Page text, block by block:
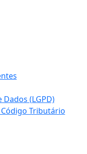
(LGPD)
Código Tributário